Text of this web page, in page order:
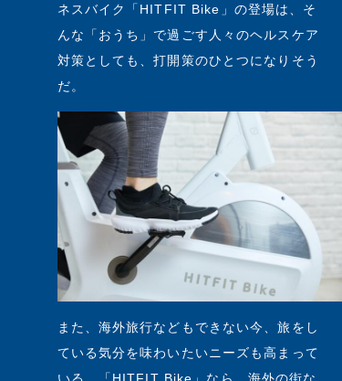
ネスバイク「HITFIT Bike」の登場は、そ
んな「おうち」で過ごす人々のヘルスケア
対策としても、打開策のひとつになりそう
だ。
また、海外旅行などもできない今、旅をし
ている気分を味わいたいニーズも高まって